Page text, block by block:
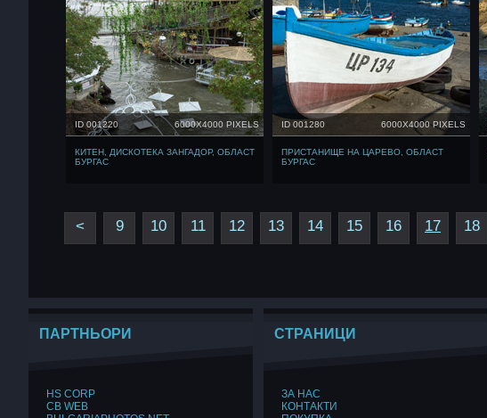
ID 001220 6000X4000 PIXELS
КИТЕН, ДИСКОТЕКА ЗАНГАДОР, ОБЛАСТ
БУРГАС
ID 001280 6000X4000 PIXELS
ПРИСТАНИЩЕ НА ЦАРЕВО, ОБЛАСТ
БУРГАС
< 9 10 11 12 13 14 15 16 17 18
ПАРТНЬОРИ
HS CORP
CB WEB
СТРАНИЦИ
ЗА НАС
КОНТАКТИ